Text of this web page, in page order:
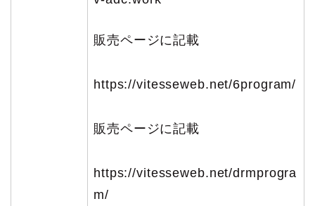
販売ページに記載
https://vitesseweb.net/6program/
販売ページに記載
https://vitesseweb.net/drmprogra
m/